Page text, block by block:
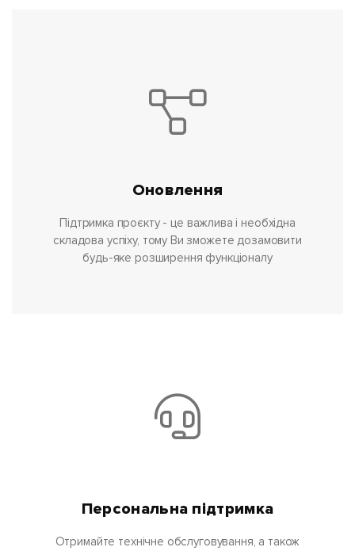
Оновлення
Підтримка проєкту - це важлива і необхідна
складова успіху, тому Ви зможете дозамовити
будь-яке розширення функціоналу
Персональна підтримка
Отримайте технічне обслуговування, а також